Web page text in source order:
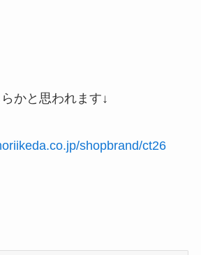
かと思われます↓
shopbrand/ct26